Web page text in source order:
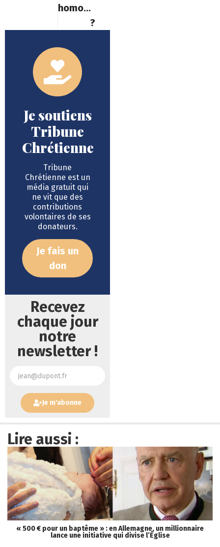
homosexuelles
?
Je soutiens
Tribune
Chrétienne
Tribune
Chrétienne est un
média gratuit qui
ne vit que des
contributions
volontaires de ses
donateurs.
Je fais un
don
Recevez
chaque jour
notre
newsletter !
Je m'abonne
Lire aussi :
« 500 € pour un baptême » : en Allemagne, un millionnaire
lance une initiative qui divise l’Église